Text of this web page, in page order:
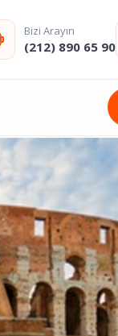
Bizi Arayın
(212) 890 65 90